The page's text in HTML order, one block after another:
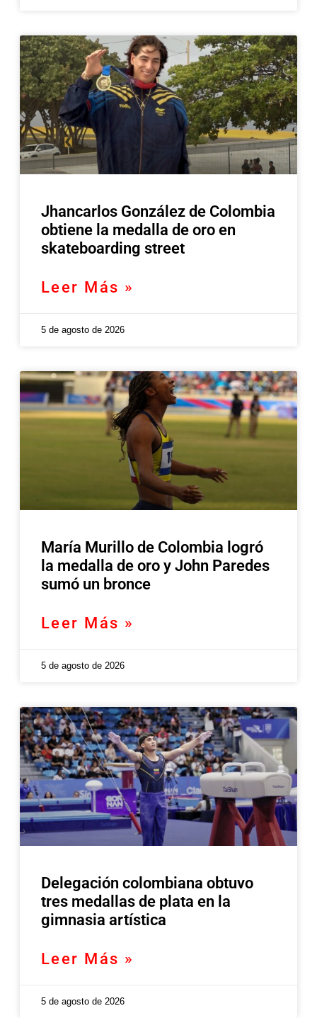
Jhancarlos González de Colombia
obtiene la medalla de oro en
skateboarding street
Leer Más »
5 de agosto de 2026
María Murillo de Colombia logró
la medalla de oro y John Paredes
sumó un bronce
Leer Más »
5 de agosto de 2026
Delegación colombiana obtuvo
tres medallas de plata en la
gimnasia artística
Leer Más »
5 de agosto de 2026